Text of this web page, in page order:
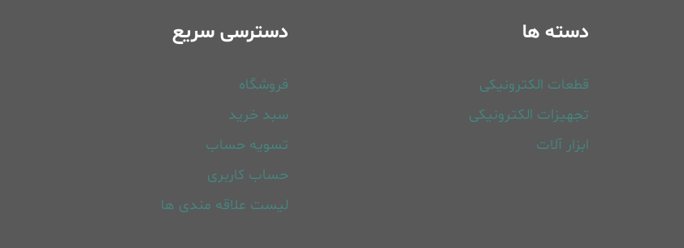
دسته ها
قطعات الکترونیکی
تجهیزات الکترونیکی
ابزار آلات
دسترسی سریع
فروشگاه
سبد خرید
تسویه حساب
حساب کاربری
لیست علاقه مندی ها